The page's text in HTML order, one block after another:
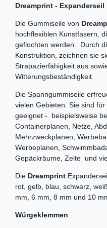
Dreamprint - Expanderseil
Die Gummiseile von
hochflexiblen Kunstfasern,
geflochten werden. Durch
Konstruktion, zeichnen sie
Strapazierfähigkeit aus
Witterungsbeständigkeit.
Die Spanngummiseile
vielen Gebieten. Sie sind
geeignet - beispielsweise
Containerplanen, Netze,
Mehrzweckplanen,
Werbeplanen,
Gepäckräume, Zelte und
Die Dreamprint
rot, gelb, blau, schwarz,
mm, 6 mm, 8 mm und 10
Würgeklemmen